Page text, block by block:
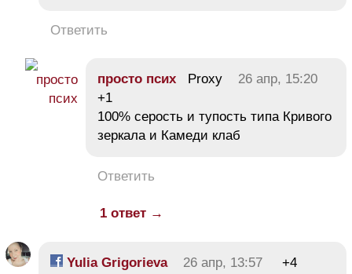
Ответить
просто псих Proxy
26 апр, 15:20
+1
100% серость и тупость типа Кривого
зеркала и Камеди клаб
Ответить
1 ответ →
Yulia Grigorieva 26 апр, 13:57
+4